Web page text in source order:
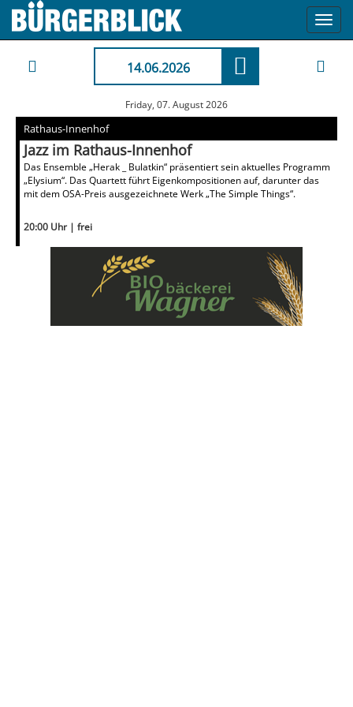
14.06.2026
Friday, 07. August 2026
Rathaus-Innenhof
Jazz im Rathaus-Innenhof
Das Ensemble „Herak _ Bulatkin“ präsentiert sein aktuelles Programm
„Elysium“. Das Quartett führt Eigenkompositionen auf, darunter das
mit dem OSA-Preis ausgezeichnete Werk „The Simple Things“.
20:00 Uhr | frei